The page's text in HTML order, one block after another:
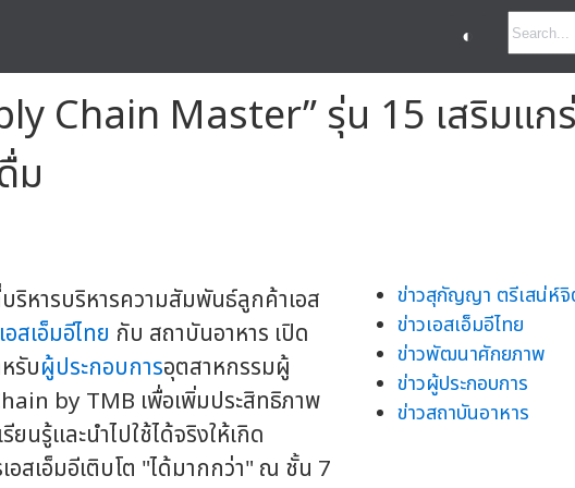
◐
Chain Master” รุ่น 15 เสริมแก
ม
ริหารบริหารความสัมพันธ์ลูกค้าเอส
เอสเอ็มอีไทย กับ สถาบันอาหาร เปิด
รับผู้ประกอบการอุตสาหกรรมผู้
by TMB เพื่อเพิ่มประสิทธิภาพ
นรู้และนำไปใช้ได้จริงให้เกิด
สเอ็มอีเติบโต "ได้มากกว่า" ณ ชั้น 7
ข่าวสุกัญญา ตรีเสน่ห์
ข่าวเอสเอ็มอีไทย
ข่าวพัฒนาศักยภาพ
ข่าวผู้ประกอบการ
ข่าวสถาบันอาหาร